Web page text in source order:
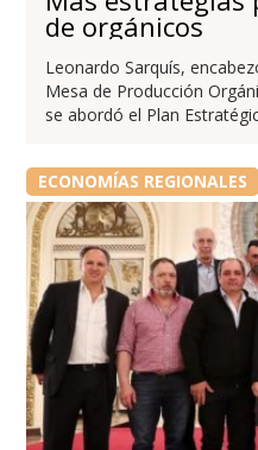
de orgánicos
Leonardo Sarquís,
Mesa de Producción
se abordó el Plan
ECONOMÍAS REGIONALES